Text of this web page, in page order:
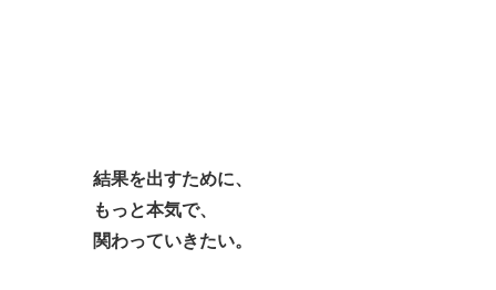
結果を出すために、
もっと本気で、
関わっていきたい。